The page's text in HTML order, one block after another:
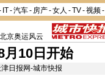
IT-汽车- 房产-女人 -TV-视频-
北京奥运风云
月10日开始
报网-城市快报